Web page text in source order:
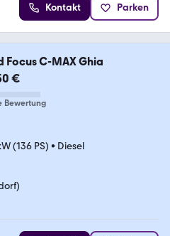
Kontakt Parken
Focus C-MAX Ghia
€
Bewertung
(136 PS) • Diesel